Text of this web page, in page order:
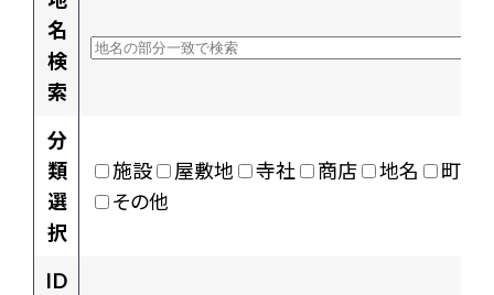
名
検
索
分
類
選
択
施設 屋敷地 寺社 商店 地名
町村
その他
ID